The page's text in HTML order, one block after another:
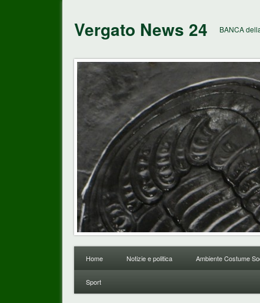
Vergato News 24 BANCA
Home Notizie e politica Ambiente Costume
Sport